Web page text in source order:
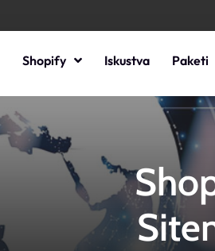
Shopify Iskustva Paketi